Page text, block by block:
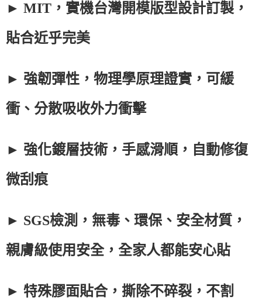
► MIT，實機台灣開模版型設計訂製，
貼合近乎完美
► 強韌彈性，物理學原理證實，可緩
衝、分散吸收外力衝擊
► 強化鍍層技術，手感滑順，自動修復
微刮痕
► SGS檢測，無毒、環保、安全材質，
親膚級使用安全，全家人都能安心貼
► 特殊膠面貼合，撕除不碎裂，不割